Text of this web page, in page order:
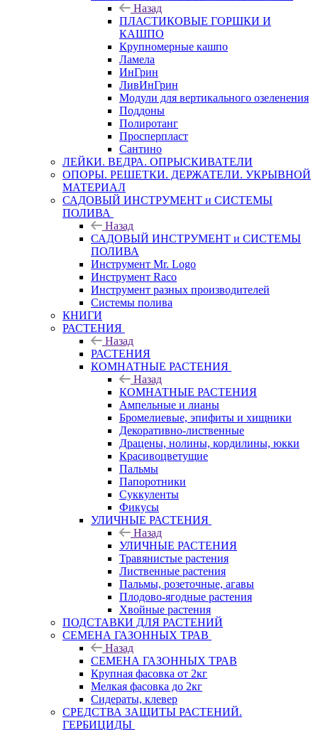
Назад
ПЛАСТИКОВЫЕ ГОРШКИ И
КАШПО
Крупномерные кашпо
Ламела
ИнГрин
ЛивИнГрин
Модули для вертикального озеленения
Поддоны
Полиротанг
Просперпласт
Сантино
ЛЕЙКИ. ВЕДРА. ОПРЫСКИВАТЕЛИ
ОПОРЫ. РЕШЕТКИ. ДЕРЖАТЕЛИ. УКРЫВНОЙ
МАТЕРИАЛ
САДОВЫЙ ИНСТРУМЕНТ и СИСТЕМЫ
ПОЛИВА
Назад
САДОВЫЙ ИНСТРУМЕНТ и СИСТЕМЫ
ПОЛИВА
Инструмент Mr. Logo
Инструмент Raco
Инструмент разных производителей
Системы полива
КНИГИ
РАСТЕНИЯ
Назад
РАСТЕНИЯ
КОМНАТНЫЕ РАСТЕНИЯ
Назад
КОМНАТНЫЕ РАСТЕНИЯ
Ампельные и лианы
Бромелиевые, эпифиты и хищники
Декоративно-лиственные
Драцены, нолины, кордилины, юкки
Красивоцветущие
Пальмы
Папоротники
Суккуленты
Фикусы
УЛИЧНЫЕ РАСТЕНИЯ
Назад
УЛИЧНЫЕ РАСТЕНИЯ
Травянистые растения
Лиственные растения
Пальмы, розеточные, агавы
Плодово-ягодные растения
Хвойные растения
ПОДСТАВКИ ДЛЯ РАСТЕНИЙ
СЕМЕНА ГАЗОННЫХ ТРАВ
Назад
СЕМЕНА ГАЗОННЫХ ТРАВ
Крупная фасовка от 2кг
Мелкая фасовка до 2кг
Сидераты, клевер
СРЕДСТВА ЗАЩИТЫ РАСТЕНИЙ.
ГЕРБИЦИДЫ